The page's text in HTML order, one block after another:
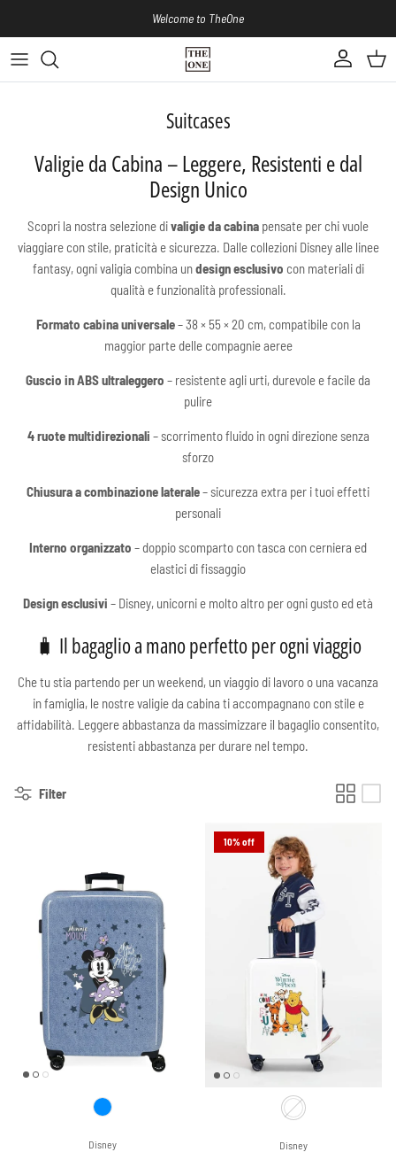
Welcome to TheOne
Account Cart
Suitcases
Valigie da Cabina – Leggere, Resistenti e dal
Design Unico
Scopri la nostra selezione divaligie da cabina pensate per chi vuole
viaggiare con stile, praticità e sicurezza. Dalle collezioni Disney alle linee
fantasy, ogni valigia combina undesign esclusivo con materiali di
qualità e funzionalità professionali.
Formato cabina universale– 38 × 55 × 20 cm, compatibile con la
maggior parte delle compagnie aeree
Guscio in ABS ultraleggero – resistente agli urti, durevole e facile da
pulire
4 ruote multidirezionali – scorrimento fluido in ogni direzione senza
sforzo
Chiusura a combinazione laterale– sicurezza extra per i tuoi effetti
personali
Interno organizzato – doppio scomparto con tasca con cerniera ed
elastici di fissaggio
Design esclusivi – Disney, unicorni e molto altro per ogni gusto ed età
🧳 Il bagaglio a mano perfetto per ogni viaggio
Che tu stia partendo per un weekend, un viaggio di lavoro o una vacanza
in famiglia, le nostre valigie da cabina ti accompagnano con stile e
affidabilità. Leggere abbastanza da massimizzare il bagaglio consentito,
resistenti abbastanza per durare nel tempo.
Filter
Disney
10% off
Disney